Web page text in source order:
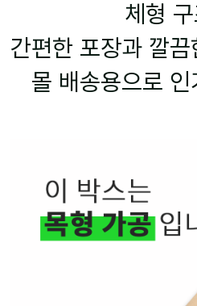
체형
간편한 포장과 깔
몰 배송용으로